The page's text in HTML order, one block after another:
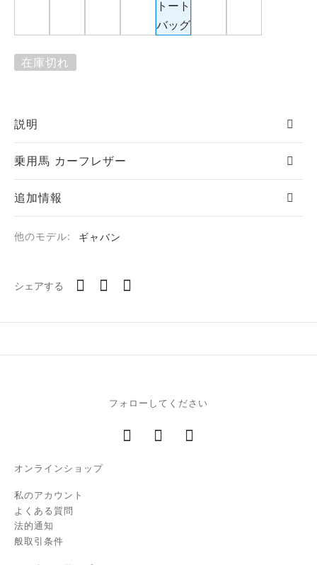
在庫切れ
説明
乗用馬 カーフレザー
追加情報
他のモデル: ギャバン
シェアする
フォローしてください
オンラインショップ
私のアカウント
よくある質問
法的通知
般取引条件